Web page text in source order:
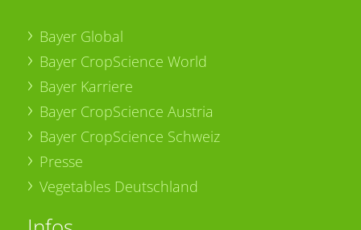
Bayer Global
Bayer CropScience World
Bayer Karriere
Bayer CropScience Austria
Bayer CropScience Schweiz
Presse
Vegetables Deutschland